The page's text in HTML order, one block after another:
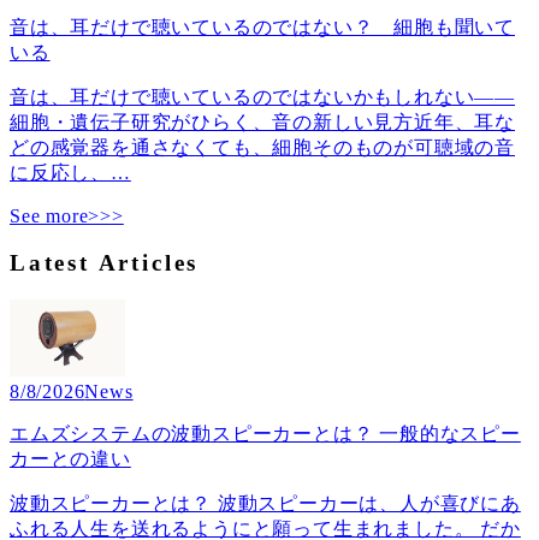
音は、耳だけで聴いているのではない？ 細胞も聞いて
いる
音は、耳だけで聴いているのではないかもしれない――
細胞・遺伝子研究がひらく、音の新しい見方近年、耳な
どの感覚器を通さなくても、細胞そのものが可聴域の音
に反応し、 …
See more>>>
Latest Articles
8/8/2026News
エムズシステムの波動スピーカーとは？ 一般的なスピー
カーとの違い
波動スピーカーとは？ 波動スピーカーは、人が喜びにあ
ふれる人生を送れるようにと願って生まれました。 だか